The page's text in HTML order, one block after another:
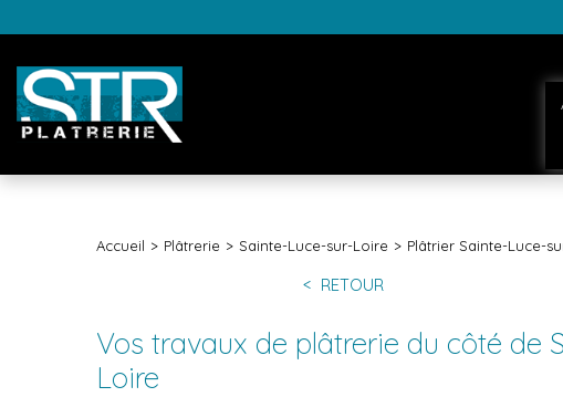
Accueil Plâtrerie Sainte-Luce-sur-Loire Plâtrier Sainte-Luce-
RETOUR
Vos travaux de plâtrerie du côté de
Loire